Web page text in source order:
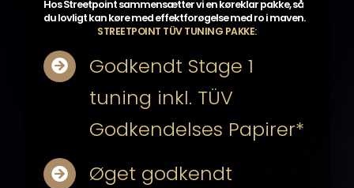
Hos Streetpoint sammensætter vi en køreklar pakke, så
du lovligt kan køre med effektforøgelse med ro i maven.
STREETPOINT TÜV TUNING PAKKE:
Godkendt Stage 1
tuning inkl. TÜV
Godkendelses Papirer*
Øget godkendt